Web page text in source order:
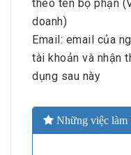
theo tên bộ phận
doanh)
Email: email của
tài khoản và nhận
dụng sau này
Những việc làm